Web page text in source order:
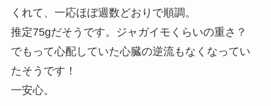
くれて、一応ほぼ週数どおりで順調。
推定75gだそうです。ジャガイモくらいの重さ？
でもって心配していた心臓の逆流もなくなってい
たそうです！
一安心。